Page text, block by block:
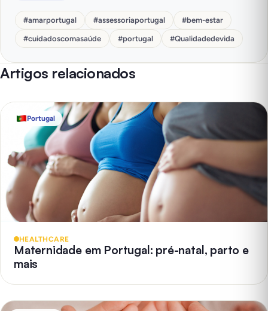
#amarportugal #assessoriaportugal #bem-estar
#cuidadoscomasaúde #portugal #Qualidadedevida
Artigos relacionados
Portugal
HEALTHCARE
Maternidade em Portugal: pré-natal, parto e
mais